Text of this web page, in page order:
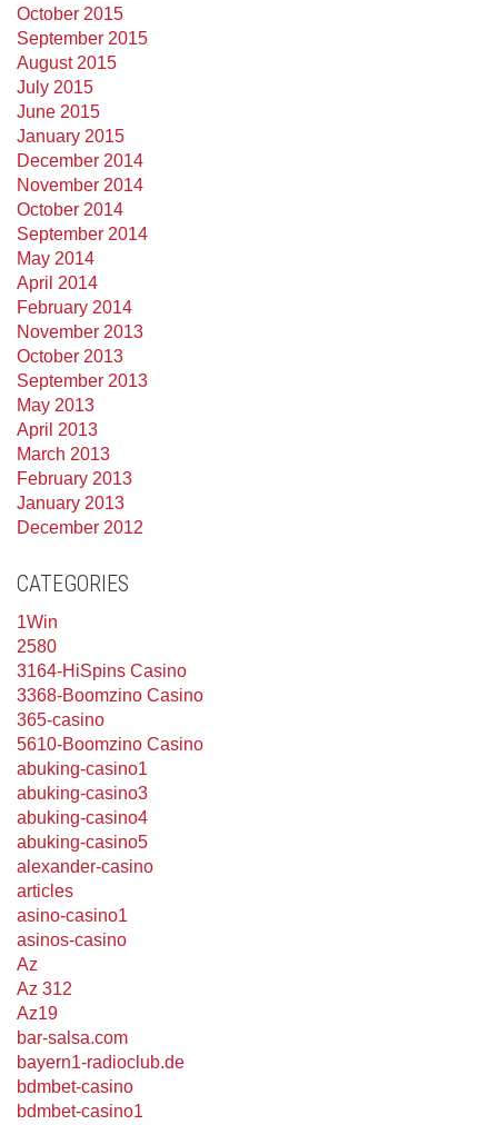
October 2015
September 2015
August 2015
July 2015
June 2015
January 2015
December 2014
November 2014
October 2014
September 2014
May 2014
April 2014
February 2014
November 2013
October 2013
September 2013
May 2013
April 2013
March 2013
February 2013
January 2013
December 2012
CATEGORIES
1Win
2580
3164-HiSpins Casino
3368-Boomzino Casino
365-casino
5610-Boomzino Casino
abuking-casino1
abuking-casino3
abuking-casino4
abuking-casino5
alexander-casino
articles
asino-casino1
asinos-casino
Az
Az 312
Az19
bar-salsa.com
bayern1-radioclub.de
bdmbet-casino
bdmbet-casino1